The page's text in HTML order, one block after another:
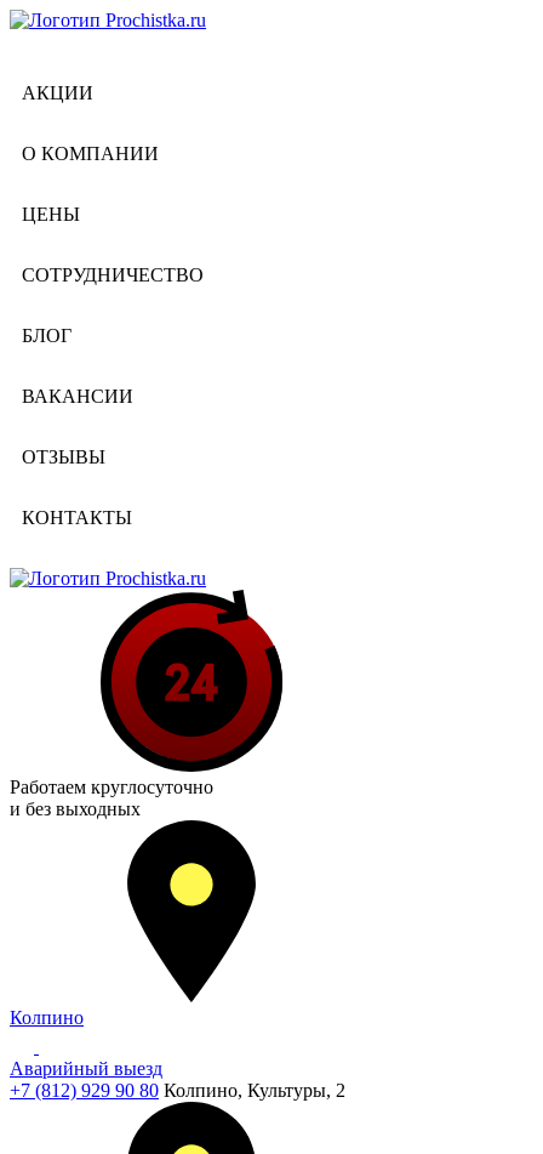
АКЦИИ
О КОМПАНИИ
ЦЕНЫ
СОТРУДНИЧЕСТВО
БЛОГ
ВАКАНСИИ
ОТЗЫВЫ
КОНТАКТЫ
Работаем круглосуточно
и без выходных
Колпино
Аварийный выезд
+7 (812) 929 90 80 Колпино, Культуры, 2